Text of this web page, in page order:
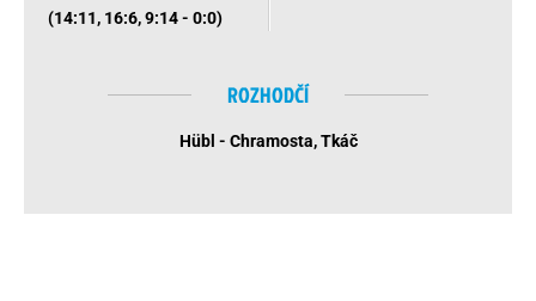
(14:11, 16:6, 9:14 - 0:0)
ROZHODČÍ
Hübl - Chramosta, Tkáč